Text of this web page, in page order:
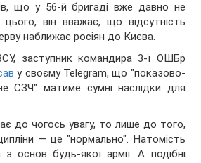
що у 56-й бригаді вже давно не
він вважає, що відсутність
наближає росіян до Києва.
заступник командира 3-ї ОШБр
у своєму Telegram, що "показово-
СЗЧ" матиме сумні наслідки для
до чогось увагу, то лише до того,
— це "нормально". Натомість
основ будь-якої армії. А подібні